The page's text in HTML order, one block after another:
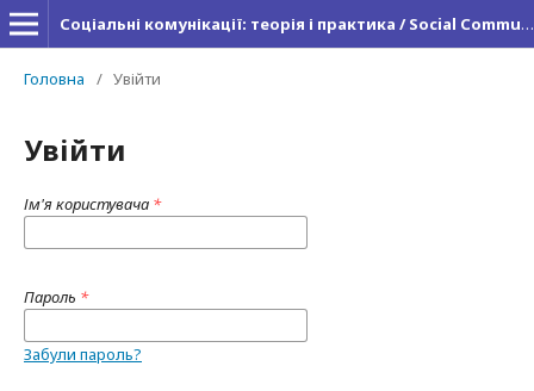
Соціальні комунікації: теорія і практика / Social Communications: Theory and Practice
Головна / Увійти
Увійти
Ім'я користувача *
Пароль *
Забули пароль?